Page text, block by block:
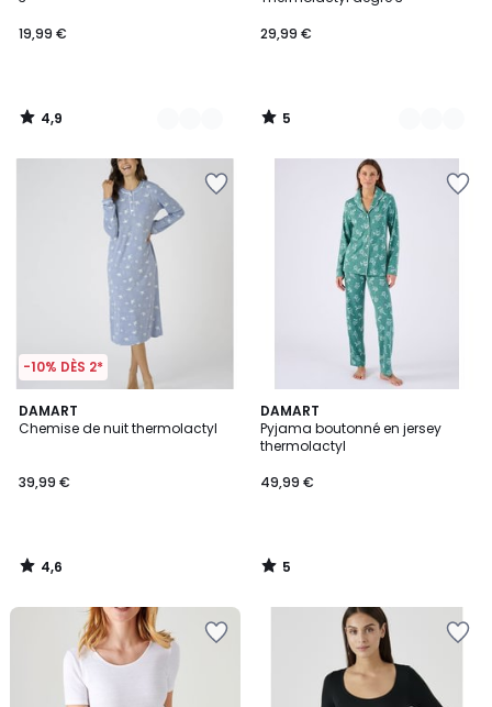
19,99 €
4,9
/
29,99 €
5
/
-10% DÈS 2*
DAMART
Chemise de nuit thermolactyl
39,99 €
4,6
/ 5
4,6
/
DAMART
Pyjama boutonné en jersey
thermolactyl
49,99 €
5
/
5
5
/